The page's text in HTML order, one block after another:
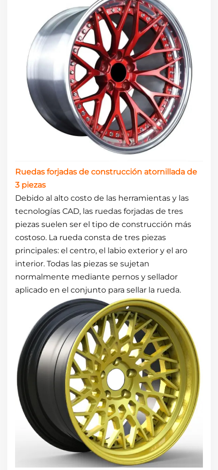
Ruedas forjadas de construcción atornillada de
3 piezas
Debido al alto costo de las herramientas y las
tecnologías CAD, las ruedas forjadas de tres
piezas suelen ser el tipo de construcción más
costoso. La rueda consta de tres piezas
principales: el centro, el labio exterior y el aro
interior. Todas las piezas se sujetan
normalmente mediante pernos y sellador
aplicado en el conjunto para sellar la rueda.